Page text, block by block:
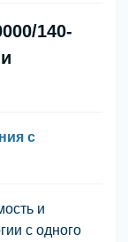
140-
с
и
с одного